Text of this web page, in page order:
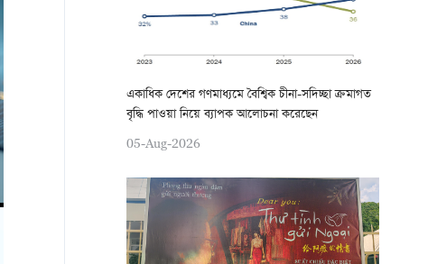
একাধিক দেশের গণমাধ্যমে বৈশ্বিক চীনা-সদিচ্ছা ক্রমাগত
বৃদ্ধি পাওয়া নিয়ে ব্যাপক আলোচনা করেছেন
05-Aug-2026